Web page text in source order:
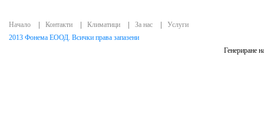
Начало Контакти Климатици За нас
Услуги
2013 Фонема ЕООД. Всички права запазени
Генериране